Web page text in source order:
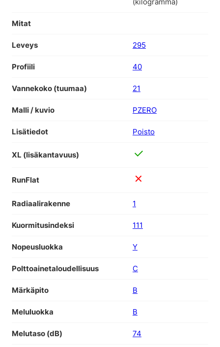
(kilogramma)
Mitat
Leveys 295
Profiili 40
Vannekoko (tuumaa) 21
Malli / kuvio PZERO
Lisätiedot Poisto
XL (lisäkantavuus)
RunFlat
Radiaalirakenne 1
Kuormitusindeksi 111
Nopeusluokka Y
Polttoainetaloudellisuus C
Märkäpito B
Meluluokka B
Melutaso (dB) 74